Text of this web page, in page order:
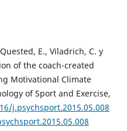
E., Viladrich, C. y
of the coach-created
Motivational Climate
of Sport and Exercise,
j.psychsport.2015.05.008